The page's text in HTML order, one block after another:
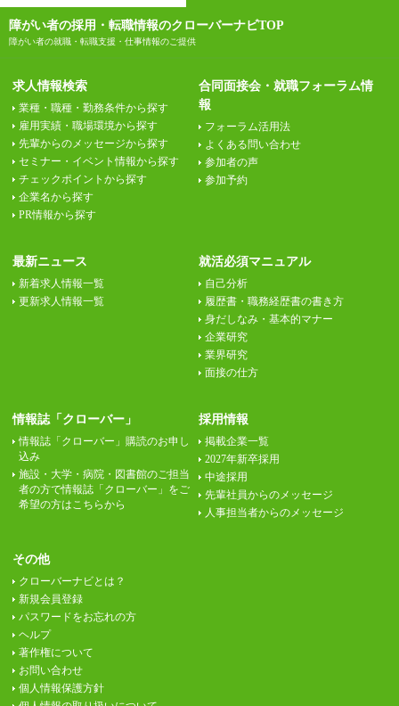
障がい者の採用・転職情報のクローバーナビTOP
障がい者の就職・転職支援・仕事情報のご提供
求人情報検索
業種・職種・勤務条件から探す
雇用実績・職場環境から探す
先輩からのメッセージから探す
セミナー・イベント情報から探す
チェックポイントから探す
企業名から探す
PR情報から探す
合同面接会・就職フォーラム情
報
フォーラム活用法
よくある問い合わせ
参加者の声
参加予約
最新ニュース
新着求人情報一覧
更新求人情報一覧
就活必須マニュアル
自己分析
履歴書・職務経歴書の書き方
身だしなみ・基本的マナー
企業研究
業界研究
面接の仕方
情報誌「クローバー」
情報誌「クローバー」購読のお申し
込み
施設・大学・病院・図書館のご担当
者の方で情報誌「クローバー」をご
希望の方はこちらから
採用情報
掲載企業一覧
2027年新卒採用
中途採用
先輩社員からのメッセージ
人事担当者からのメッセージ
その他
クローバーナビとは？
新規会員登録
パスワードをお忘れの方
ヘルプ
著作権について
お問い合わせ
個人情報保護方針